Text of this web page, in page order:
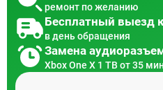
ремонт по желанию
Бесплатный выезд
в день обращения
Замена
Xbox One X 1 TB от 35